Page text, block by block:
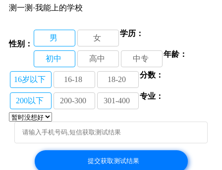
测一测·我能上的学校
性别：
男 女
学历：
初中 高中 中专
年龄：
16岁以下 16-18 18-20
分数：
200以下 200-300 301-400
专业：